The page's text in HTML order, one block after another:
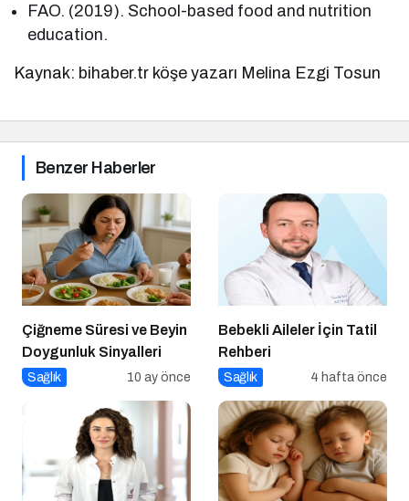
FAO. (2019). School-based food and nutrition
education.
Kaynak: bihaber.tr köşe yazarı Melina Ezgi Tosun
Benzer Haberler
Çiğneme Süresi ve Beyin
Doygunluk Sinyalleri
Sağlık 10 ay önce
Bebekli Aileler İçin Tatil
Rehberi
Sağlık 4 hafta önce